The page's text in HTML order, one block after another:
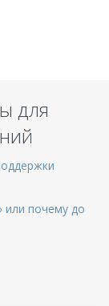
для
или почему до